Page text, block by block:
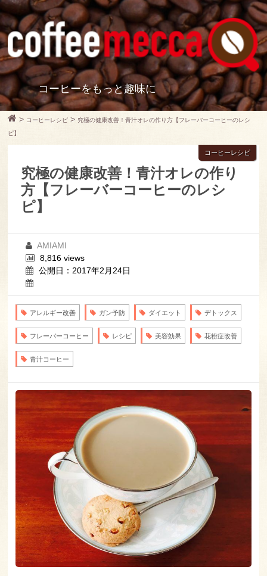
コーヒーをもっと趣味に
> コーヒーレシピ > 究極の健康改善！青汁オレの作り方【フレーバーコーヒーのレシ
ピ】
究極の健康改善！青汁オレの作り
方【フレーバーコーヒーのレシ
ピ】
コーヒーレシピ
AMIAMI
8,816 views
公開日：2017年2月24日
アレルギー改善 ガン予防 ダイエット デトックス
フレーバーコーヒー レシピ 美容効果 花粉症改善
青汁コーヒー